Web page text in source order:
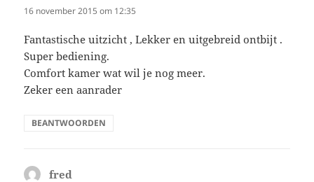
16 november 2015 om 12:35
Fantastische uitzicht , Lekker en uitgebreid ontbijt .
Super bediening.
Comfort kamer wat wil je nog meer.
Zeker een aanrader
BEANTWOORDEN
fred